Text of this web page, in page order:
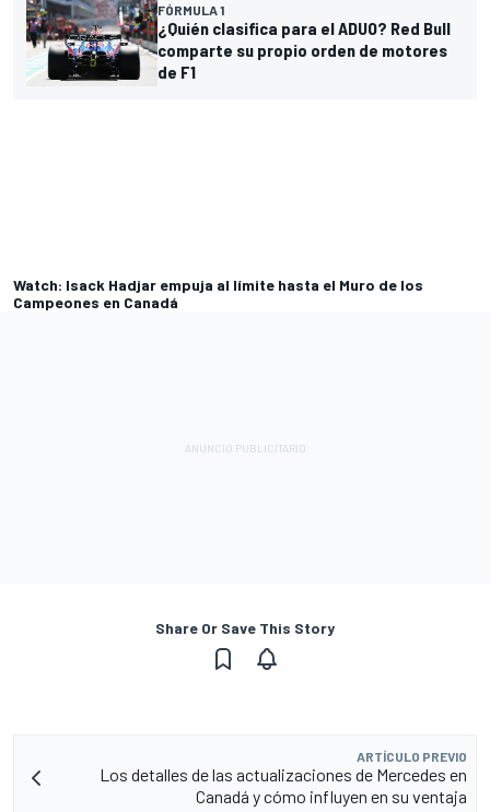
FÓRMULA 1
¿Quién clasifica para el ADUO? Red Bull
comparte su propio orden de motores
de F1
Watch: Isack Hadjar empuja al límite hasta el Muro de los
Campeones en Canadá
Share Or Save This Story
ARTÍCULO PREVIO
Los detalles de las actualizaciones de Mercedes en
Canadá y cómo influyen en su ventaja